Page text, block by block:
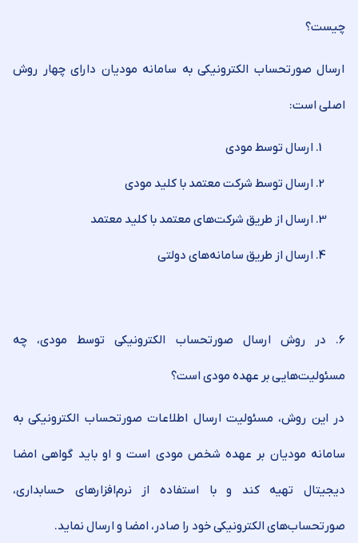
چیست؟
ارسال صورتحساب الکترونیکی به سامانه مودیان دارای چهار روش
اصلی است:
ارسال توسط مودی
ارسال توسط شرکت معتمد با کلید مودی
ارسال از طریق شرکت‌های معتمد با کلید معتمد
ارسال از طریق سامانه‌های دولتی
۶. در روش ارسال صورتحساب الکترونیکی توسط مودی، چه
مسئولیت‌هایی بر عهده مودی است؟
در این روش، مسئولیت ارسال اطلاعات صورتحساب الکترونیکی به
سامانه مودیان بر عهده شخص مودی است و او باید گواهی امضا
دیجیتال تهیه کند و با استفاده از نرم‌افزارهای حسابداری،
صورتحساب‌های الکترونیکی خود را صادر، امضا و ارسال نماید.